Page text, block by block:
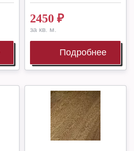
2450 ₽
за кв. м.
Подробнее